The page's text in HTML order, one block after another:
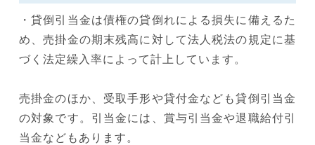
・貸倒引当金は債権の貸倒れによる損失に備えるた
め、売掛金の期末残高に対して法人税法の規定に基
づく法定繰入率によって計上しています。
売掛金のほか、受取手形や貸付金なども貸倒引当金
の対象です。引当金には、賞与引当金や退職給付引
当金などもあります。